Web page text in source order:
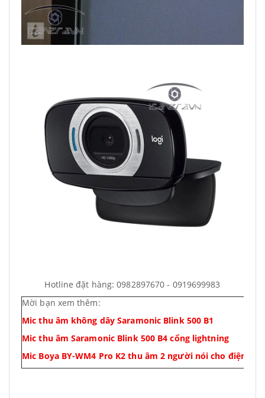
Hotline đặt hàng: 0982897670 - 0919699983
Mời bạn xem thêm:
Mic thu âm không dây Saramonic Blink 500 B1
Mic thu âm Saramonic Blink 500 B4 cổng lightning
Mic Boya BY-WM4 Pro K2 thu âm 2 người nói cho điện